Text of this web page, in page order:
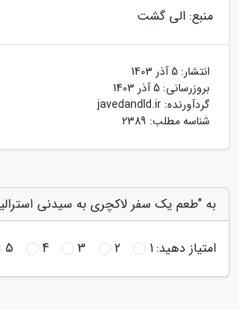
منبع: الی گشت
انتشار: 5 آذر 1403
بروزرسانی: 5 آذر 1403
گردآورنده: javedandld.ir
شناسه مطلب: 2389
به "طعم یک سفر لاکچری به سیدنی
امتیاز دهید:1
2
3
4
5